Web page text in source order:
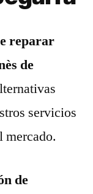
reparar
de
servicios
mercado.
de